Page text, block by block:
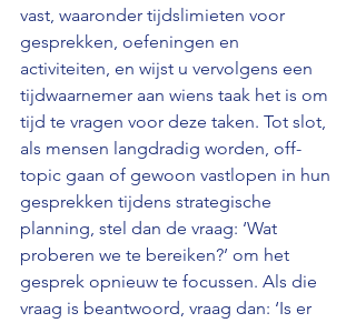
vast, waaronder tijdslimieten voor
gesprekken, oefeningen en
activiteiten, en wijst u vervolgens een
tijdwaarnemer aan wiens taak het is om
tijd te vragen voor deze taken. Tot slot,
als mensen langdradig worden, off-
topic gaan of gewoon vastlopen in hun
gesprekken tijdens strategische
planning, stel dan de vraag: ‘Wat
proberen we te bereiken?’ om het
gesprek opnieuw te focussen. Als die
vraag is beantwoord, vraag dan: ‘Is er